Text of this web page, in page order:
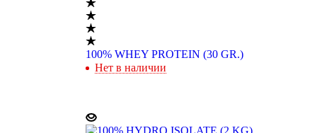
100% WHEY PROTEIN (30 GR.)
Нет в наличии